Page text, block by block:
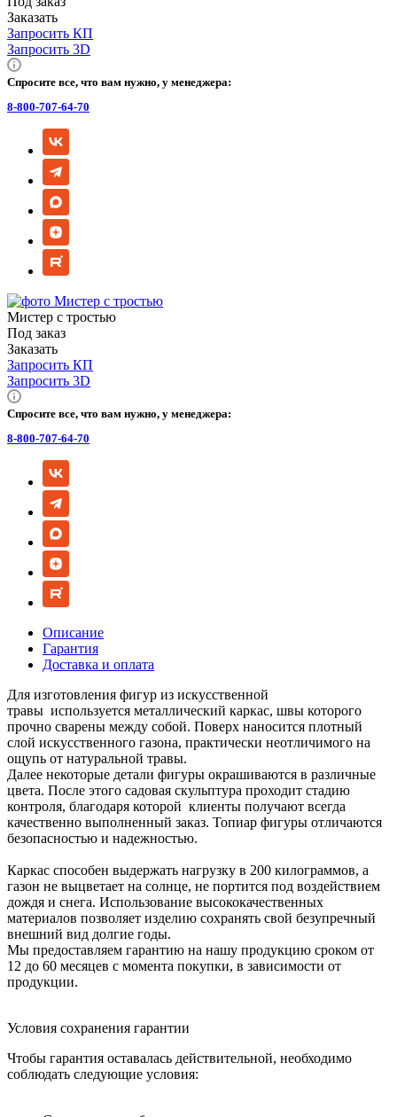
Заказать
Запросить КП
Запросить 3D
Спросите все, что вам нужно, у менеджера:
8-800-707-64-70
Мистер с тростью
Под заказ
Заказать
Запросить КП
Запросить 3D
Спросите все, что вам нужно, у менеджера:
8-800-707-64-70
Описание
Гарантия
Доставка и оплата
Для изготовления фигур из искусственной
травы используется металлический каркас, швы которого
прочно сварены между собой. Поверх наносится плотный
слой искусственного газона, практически неотличимого на
ощупь от натуральной травы.
Далее некоторые детали фигуры окрашиваются в различные
цвета. После этого садовая скульптура проходит стадию
контроля, благодаря которой клиенты получают всегда
качественно выполненный заказ. Топиар фигуры отличаются
безопасностью и надежностью.
Каркас способен выдержать нагрузку в 200 килограммов, а
газон не выцветает на солнце, не портится под воздействием
дождя и снега. Использование высококачественных
материалов позволяет изделию сохранять свой безупречный
внешний вид долгие годы.
Мы предоставляем гарантию на нашу продукцию сроком от
12 до 60 месяцев с момента покупки, в зависимости от
продукции.
Условия сохранения гарантии
Чтобы гарантия оставалась действительной, необходимо
соблюдать следующие условия: